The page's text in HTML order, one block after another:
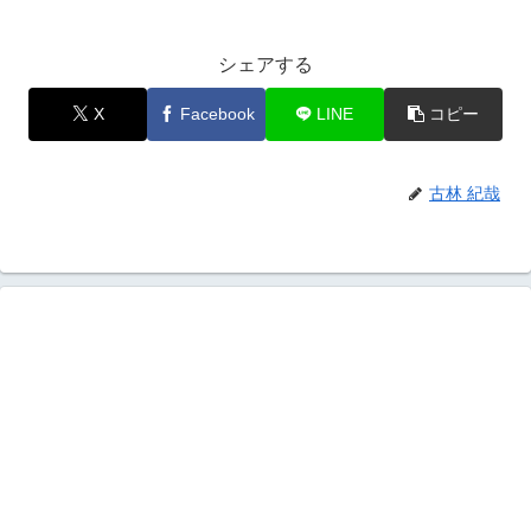
シェアする
X Facebook LINE コピー
古林 紀哉